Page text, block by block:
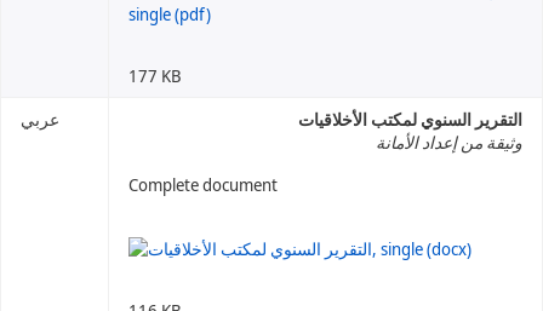
177 KB
عربي
التقرير السنوي لمكتب الأخلاقيات
وثيقة من إعداد الأمانة
Complete document